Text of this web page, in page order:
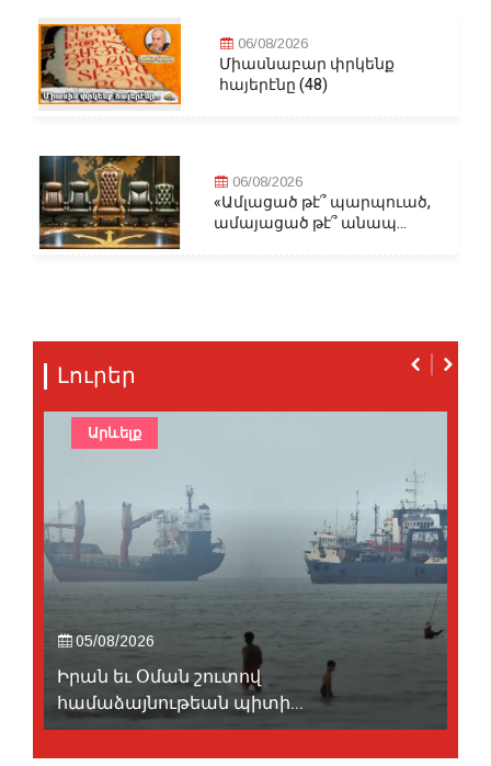
06/08/2026
Միասնաբար փրկենք
հայերէնը (48)
06/08/2026
«Ամլացած թէ՞ պարպուած,
ամայացած թէ՞ անապ...
Լուրեր
05/08/2026
Իրան եւ Օման շուտով
համաձայնութեան պիտի...
Արևելք